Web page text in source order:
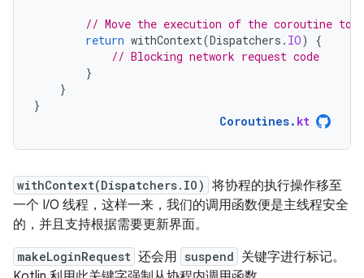
// Move the execution of the coroutine to
return withContext(Dispatchers . IO)
{
// Blocking network request code
}
}
}
Coroutines. kt
withContext(Dispatchers.IO) 将协程的执行操作移至
一个 I/O 线程，这样一来，我们的调用函数便是主线程安全
的，并且支持根据需要更新界面。
makeLoginRequest 还会用 suspend 关键字进行标记。